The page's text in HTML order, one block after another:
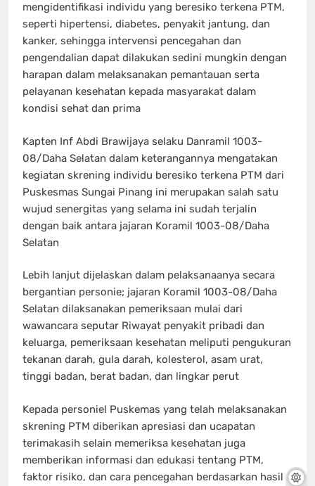
mengidentifikasi individu yang beresiko terkena PTM,
seperti hipertensi, diabetes, penyakit jantung, dan
kanker, sehingga intervensi pencegahan dan
pengendalian dapat dilakukan sedini mungkin dengan
harapan dalam melaksanakan pemantauan serta
pelayanan kesehatan kepada masyarakat dalam
kondisi sehat dan prima
Kapten Inf Abdi Brawijaya selaku Danramil 1003-
08/Daha Selatan dalam keterangannya mengatakan
kegiatan skrening individu beresiko terkena PTM dari
Puskesmas Sungai Pinang ini merupakan salah satu
wujud senergitas yang selama ini sudah terjalin
dengan baik antara jajaran Koramil 1003-08/Daha
Selatan
Lebih lanjut dijelaskan dalam pelaksanaanya secara
bergantian personie; jajaran Koramil 1003-08/Daha
Selatan dilaksanakan pemeriksaan mulai dari
wawancara seputar Riwayat penyakit pribadi dan
keluarga, pemeriksaan kesehatan meliputi pengukuran
tekanan darah, gula darah, kolesterol, asam urat,
tinggi badan, berat badan, dan lingkar perut
Kepada personiel Puskemas yang telah melaksanakan
skrening PTM diberikan apresiasi dan ucapatan
terimakasih selain memeriksa kesehatan juga
memberikan informasi dan edukasi tentang PTM,
faktor risiko, dan cara pencegahan berdasarkan hasil